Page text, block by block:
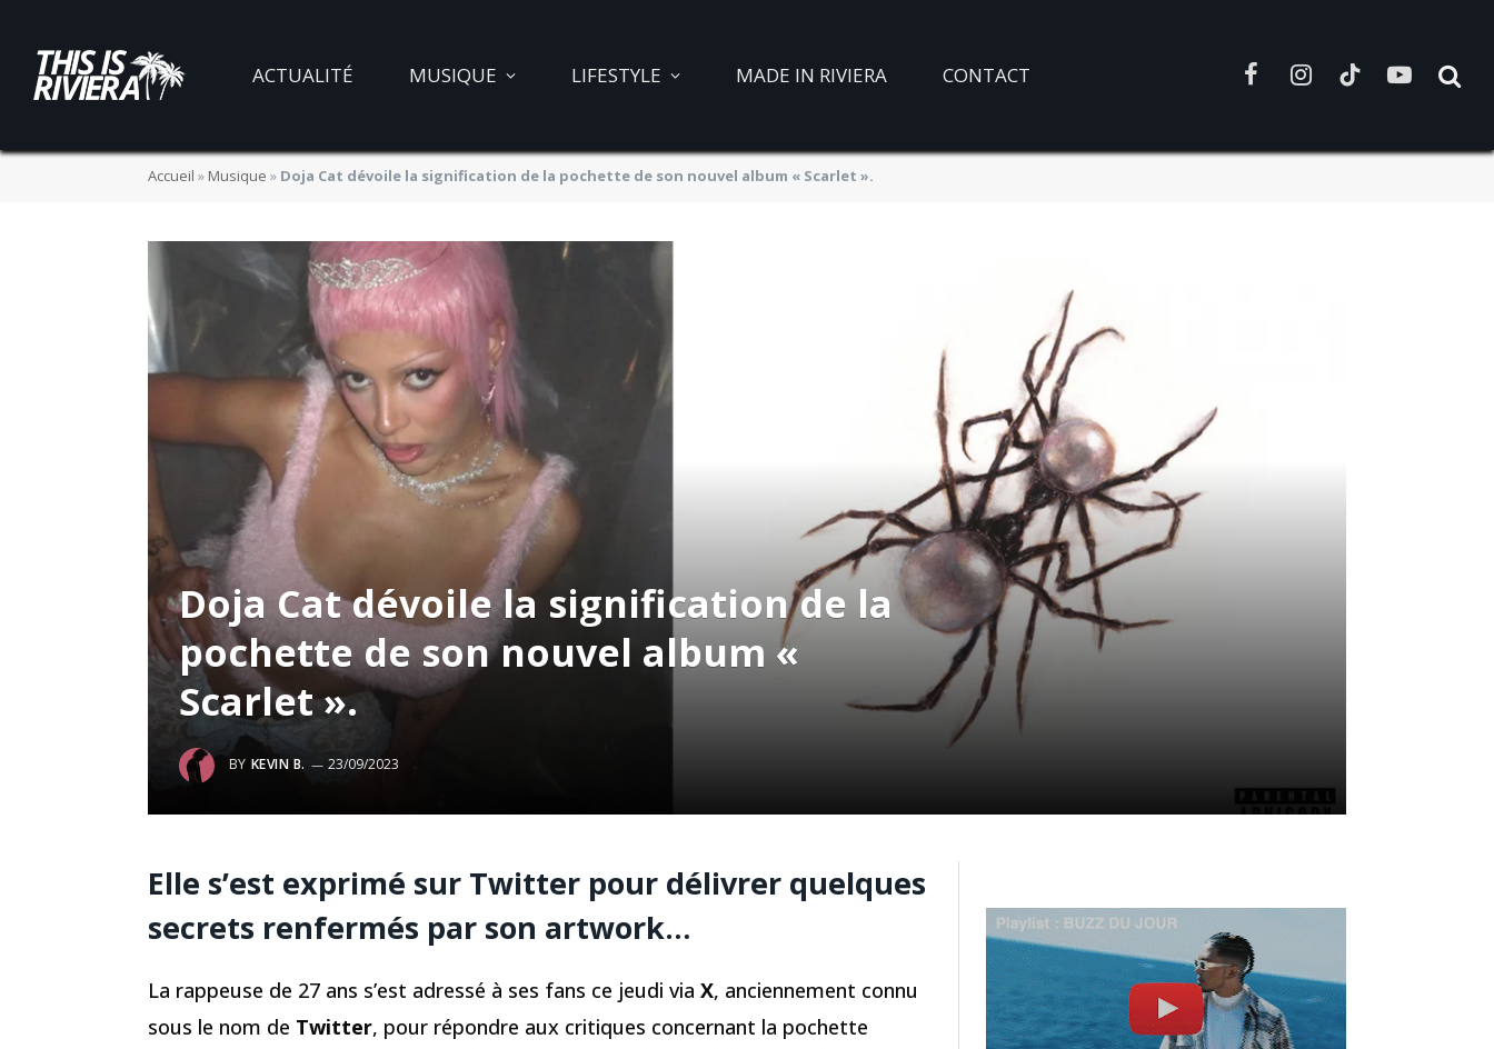
ACTUALITÉ MUSIQUE LIFESTYLE MADE IN RIVIERA CONTACT FacebookInstagramTikTokYouTube
Accueil » Musique » Doja Cat dévoile la signification de la pochette de son nouvel album « Scarlet ».
Doja Cat dévoile la signification de la
pochette de son nouvel album «
Scarlet ».
BY KEVIN B. 23/09/2023
Elle s’est exprimé sur Twitter pour délivrer quelques
secrets renfermés par son artwork…
La rappeuse de 27 ans s’est adressé à ses fans ce jeudi via X, anciennement connu
sous le nom de Twitter, pour répondre aux critiques concernant la pochette